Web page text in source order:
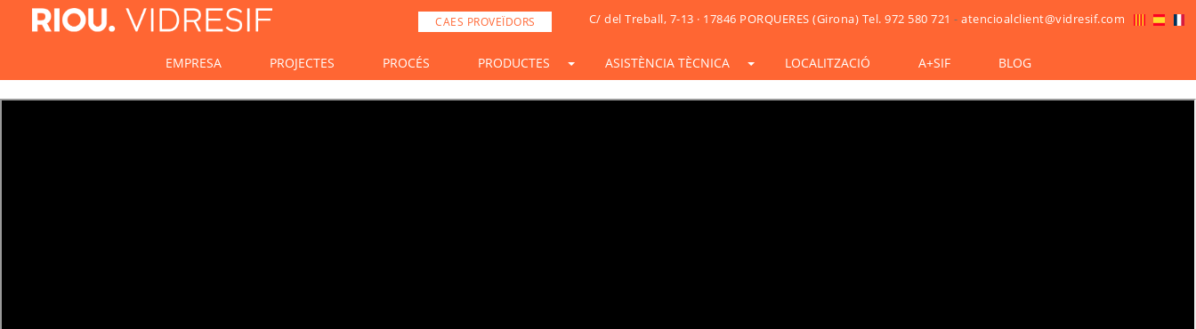
CAES PROVEÏDORS C/ del Treball, 7-13 · 17846 PORQUERES (Girona) Tel. 972 580 721 -atencioalclient@vidresif.com
EMPRESA PROJECTES PROCÉS PRODUCTES
STONESIF
IDSIF
ONSIF
ARTSIF
TSIF/LSIF
SOLARSIF
ACUSTICSIF
VIDRESIF
KSIF
KSIF PLUS/SUPERPLUS
ASISTÈNCIA TÈCNICA LOCALITZACIÓ A+SIF BLOG